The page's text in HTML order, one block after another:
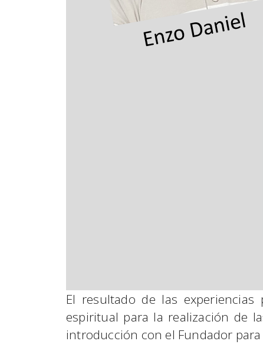
El resultado de las
espiritual para la realización de
introducción con el Fundador